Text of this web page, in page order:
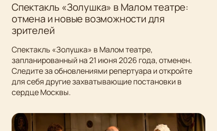
Спектакль «Золушка» в Малом театре:
отмена и новые возможности для
зрителей
Спектакль «Золушка» в Малом театре,
запланированный на 21 июня 2026 года, отменен.
Следите за обновлениями репертуара и откройте
для себя другие захватывающие постановки в
сердце Москвы.